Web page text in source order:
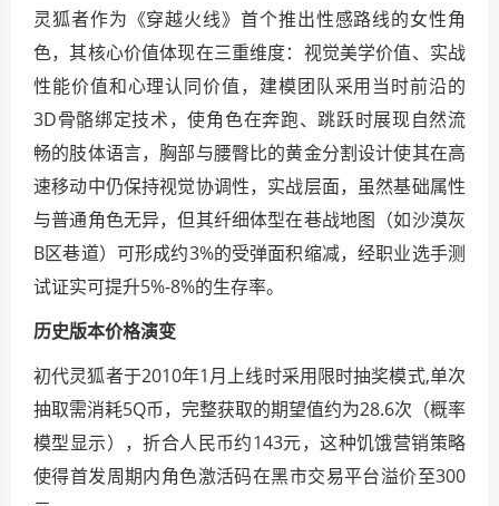
灵狐者作为《穿越火线》首个推出性感路线的女性角
色，其核心价值体现在三重维度：视觉美学价值、实战
性能价值和心理认同价值，建模团队采用当时前沿的
3D骨骼绑定技术，使角色在奔跑、跳跃时展现自然流
畅的肢体语言，胸部与腰臀比的黄金分割设计使其在高
速移动中仍保持视觉协调性，实战层面，虽然基础属性
与普通角色无异，但其纤细体型在巷战地图（如沙漠灰
B区巷道）可形成约3%的受弹面积缩减，经职业选手测
试证实可提升5%-8%的生存率。
历史版本价格演变
初代灵狐者于2010年1月上线时采用限时抽奖模式,单次
抽取需消耗5Q币，完整获取的期望值约为28.6次（概率
模型显示），折合人民币约143元，这种饥饿营销策略
使得首发周期内角色激活码在黑市交易平台溢价至300